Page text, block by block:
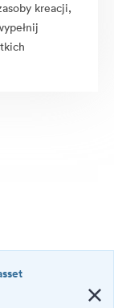
kreacji,